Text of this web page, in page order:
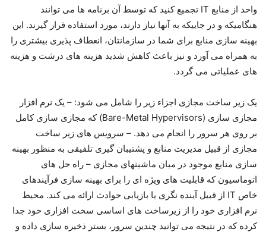
واحد از منابع IT تجمیع کنید که توسط آن برنامه ها می توانند
هنگامیکه و در جاییکه به آنها نیاز دارند، مورد استفاده قرار گیرند. این
بهینه سازی منابع برای شما در سازمانتان، انعطاف پذیری بیشتری را
به همراه می آورد و نیز باعث کاهش شدید هزینه های درشت و هزینه
های عملیاتی می گردد.
یک زیر ساخت مجازی اجزاء زیر را شامل می شود: – یک نرم افزار
مجازی سازی (Bare-Metal Hypervisors) که مجازی سازی کامل
بر روی هر سرور را انجام می دهد. – سرویس های زیر ساخت
مجازی از قبیل مدیریت منابع و پشتیبان گیری تلفیقی به منظور بهینه
سازی منابع موجود در میان ماشینهای مجازی – راه حل های
اتوماسیون که قابلیت های ویژه ای را برای بهینه سازی فرآیندهای
خاص IT از قبیل آینده نگری یا بازیابی حوادث ارائه می کند. محیط
نرم افزاری خود را از زیرساخت های اساسی سخت افزاری خود جدا
کرده که در نتیجه می توانید چندین سرور، بستر ذخیره سازی داده و